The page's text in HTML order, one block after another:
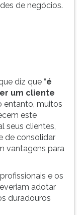
de negócios.
diz que “é
um cliente
entanto, muitos
este
seus clientes,
de consolidar
vantagens para
e os
adotar
duradouros